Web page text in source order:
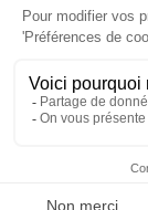
Contacts